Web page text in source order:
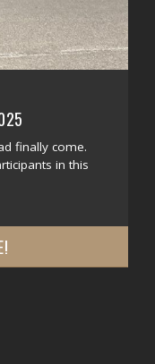
finally come.
in this